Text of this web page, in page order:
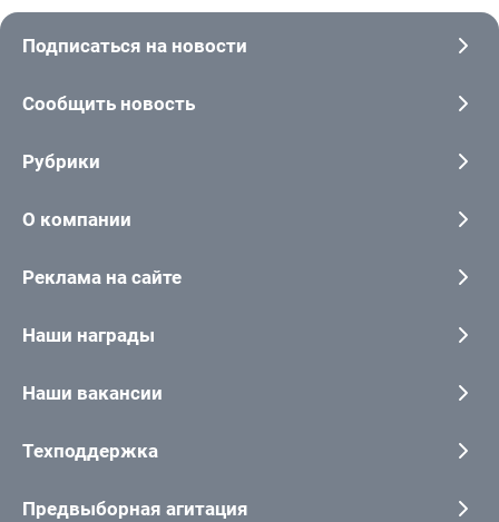
Подписаться на новости
Сообщить новость
Рубрики
О компании
Реклама на сайте
Наши награды
Наши вакансии
Техподдержка
Предвыборная агитация